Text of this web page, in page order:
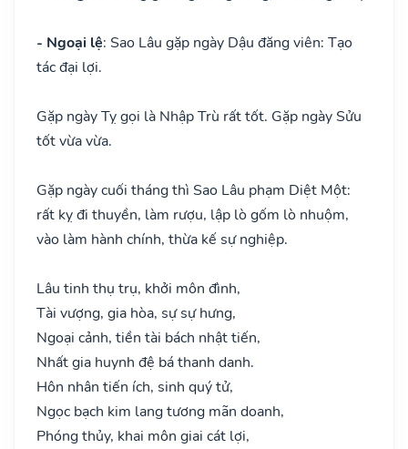
- Ngoại lệ: Sao Lâu gặp ngày Dậu đăng viên: Tạo
tác đại lợi.
Gặp ngày Tỵ gọi là Nhập Trù rất tốt. Gặp ngày Sửu
tốt vừa vừa.
Gặp ngày cuối tháng thì Sao Lâu phạm Diệt Một:
rất kỵ đi thuyền, làm rượu, lập lò gốm lò nhuộm,
vào làm hành chính, thừa kế sự nghiệp.
Lâu tinh thụ trụ, khởi môn đình,
Tài vượng, gia hòa, sự sự hưng,
Ngoại cảnh, tiền tài bách nhật tiến,
Nhất gia huynh đệ bá thanh danh.
Hôn nhân tiến ích, sinh quý tử,
Ngọc bạch kim lang tương mãn doanh,
Phóng thủy, khai môn giai cát lợi,